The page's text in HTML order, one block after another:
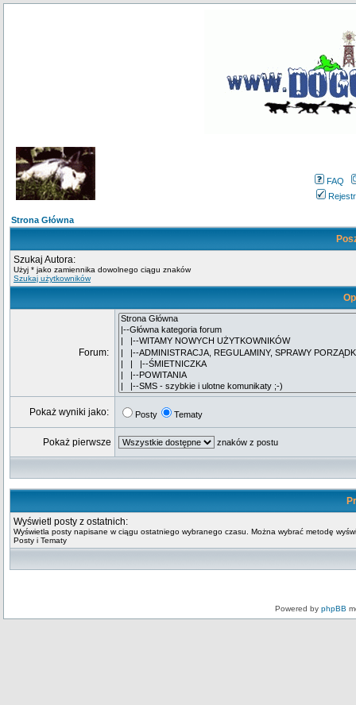
FAQ
Strona Główna
Szukaj Autora:
Użyj * jako zamiennika dowolnego ciągu znaków
Szukaj użytkowników
Forum:
Pokaż wyniki jako: Posty Tematy
Pokaż pierwsze znaków z postu
Wyświetl posty z ostatnich:
Wyświetla posty napisane w ciągu ostatniego wybranego czasu. Można wybrać metodę
Posty i Tematy
Powered by phpBB